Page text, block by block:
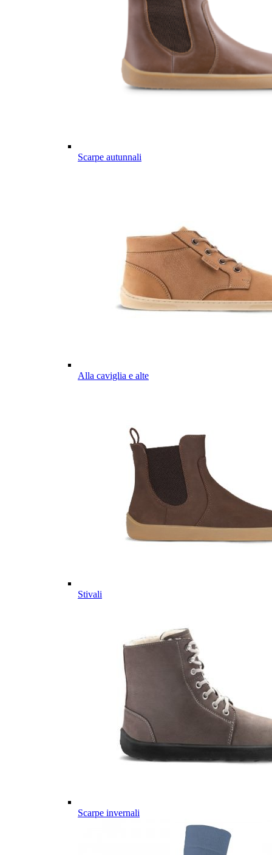
Scarpe autunnali
Alla caviglia e alte
Stivali
Scarpe invernali